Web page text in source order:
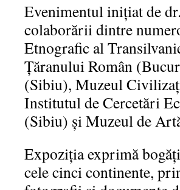
Evenimentul inițiat de
colaborării dintre
Etnografic al
Țăranului Român
(Sibiu), Muzeul
Institutul de Cercetări
(Sibiu) și Muzeul de
Expoziția exprimă
cele cinci continente,